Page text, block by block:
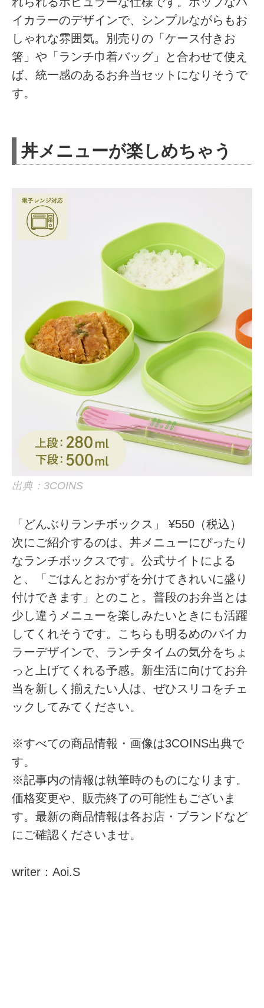
イカラーのデザインで、シンプルながらもお
しゃれな雰囲気。別売りの「ケース付きお
箸」や「ランチ巾着バッグ」と合わせて使え
ば、統一感のあるお弁当セットになりそうで
す。
丼メニューが楽しめちゃう
出典：3COINS
「どんぶりランチボックス」 ¥550（税込）
次にご紹介するのは、丼メニューにぴったり
なランチボックスです。公式サイトによる
と、「ごはんとおかずを分けてきれいに盛り
付けできます」とのこと。普段のお弁当とは
少し違うメニューを楽しみたいときにも活躍
してくれそうです。こちらも明るめのバイカ
ラーデザインで、ランチタイムの気分をちょ
っと上げてくれる予感。新生活に向けてお弁
当を新しく揃えたい人は、ぜひスリコをチェ
ックしてみてください。
※すべての商品情報・画像は3COINS出典で
す。
※記事内の情報は執筆時のものになります。
価格変更や、販売終了の可能性もございま
す。最新の商品情報は各お店・ブランドなど
にご確認くださいませ。
writer：Aoi.S